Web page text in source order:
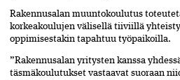
Rakennusalan muuntokoulutus
korkeakoulujen välisellä tiiviillä
oppimisestakin tapahtuu työpaikoilla.
”Rakennusalan yritysten kanssa
täsmäkoulutukset vastaavat suoraan